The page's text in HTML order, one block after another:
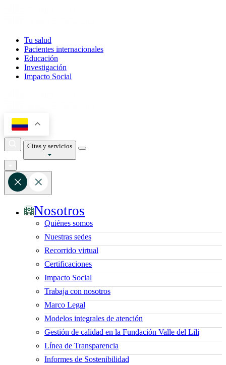
Tu salud
Pacientes internacionales
Educación
Investigación
Impacto Social
Citas y servicios
Nosotros
Quiénes somos
Nuestras sedes
Recorrido virtual
Certificaciones
Impacto Social
Trabaja con nosotros
Marco Legal
Modelos integrales de atención
Gestión de calidad en la Fundación Valle del Lili
Línea de Transparencia
Informes de Sostenibilidad